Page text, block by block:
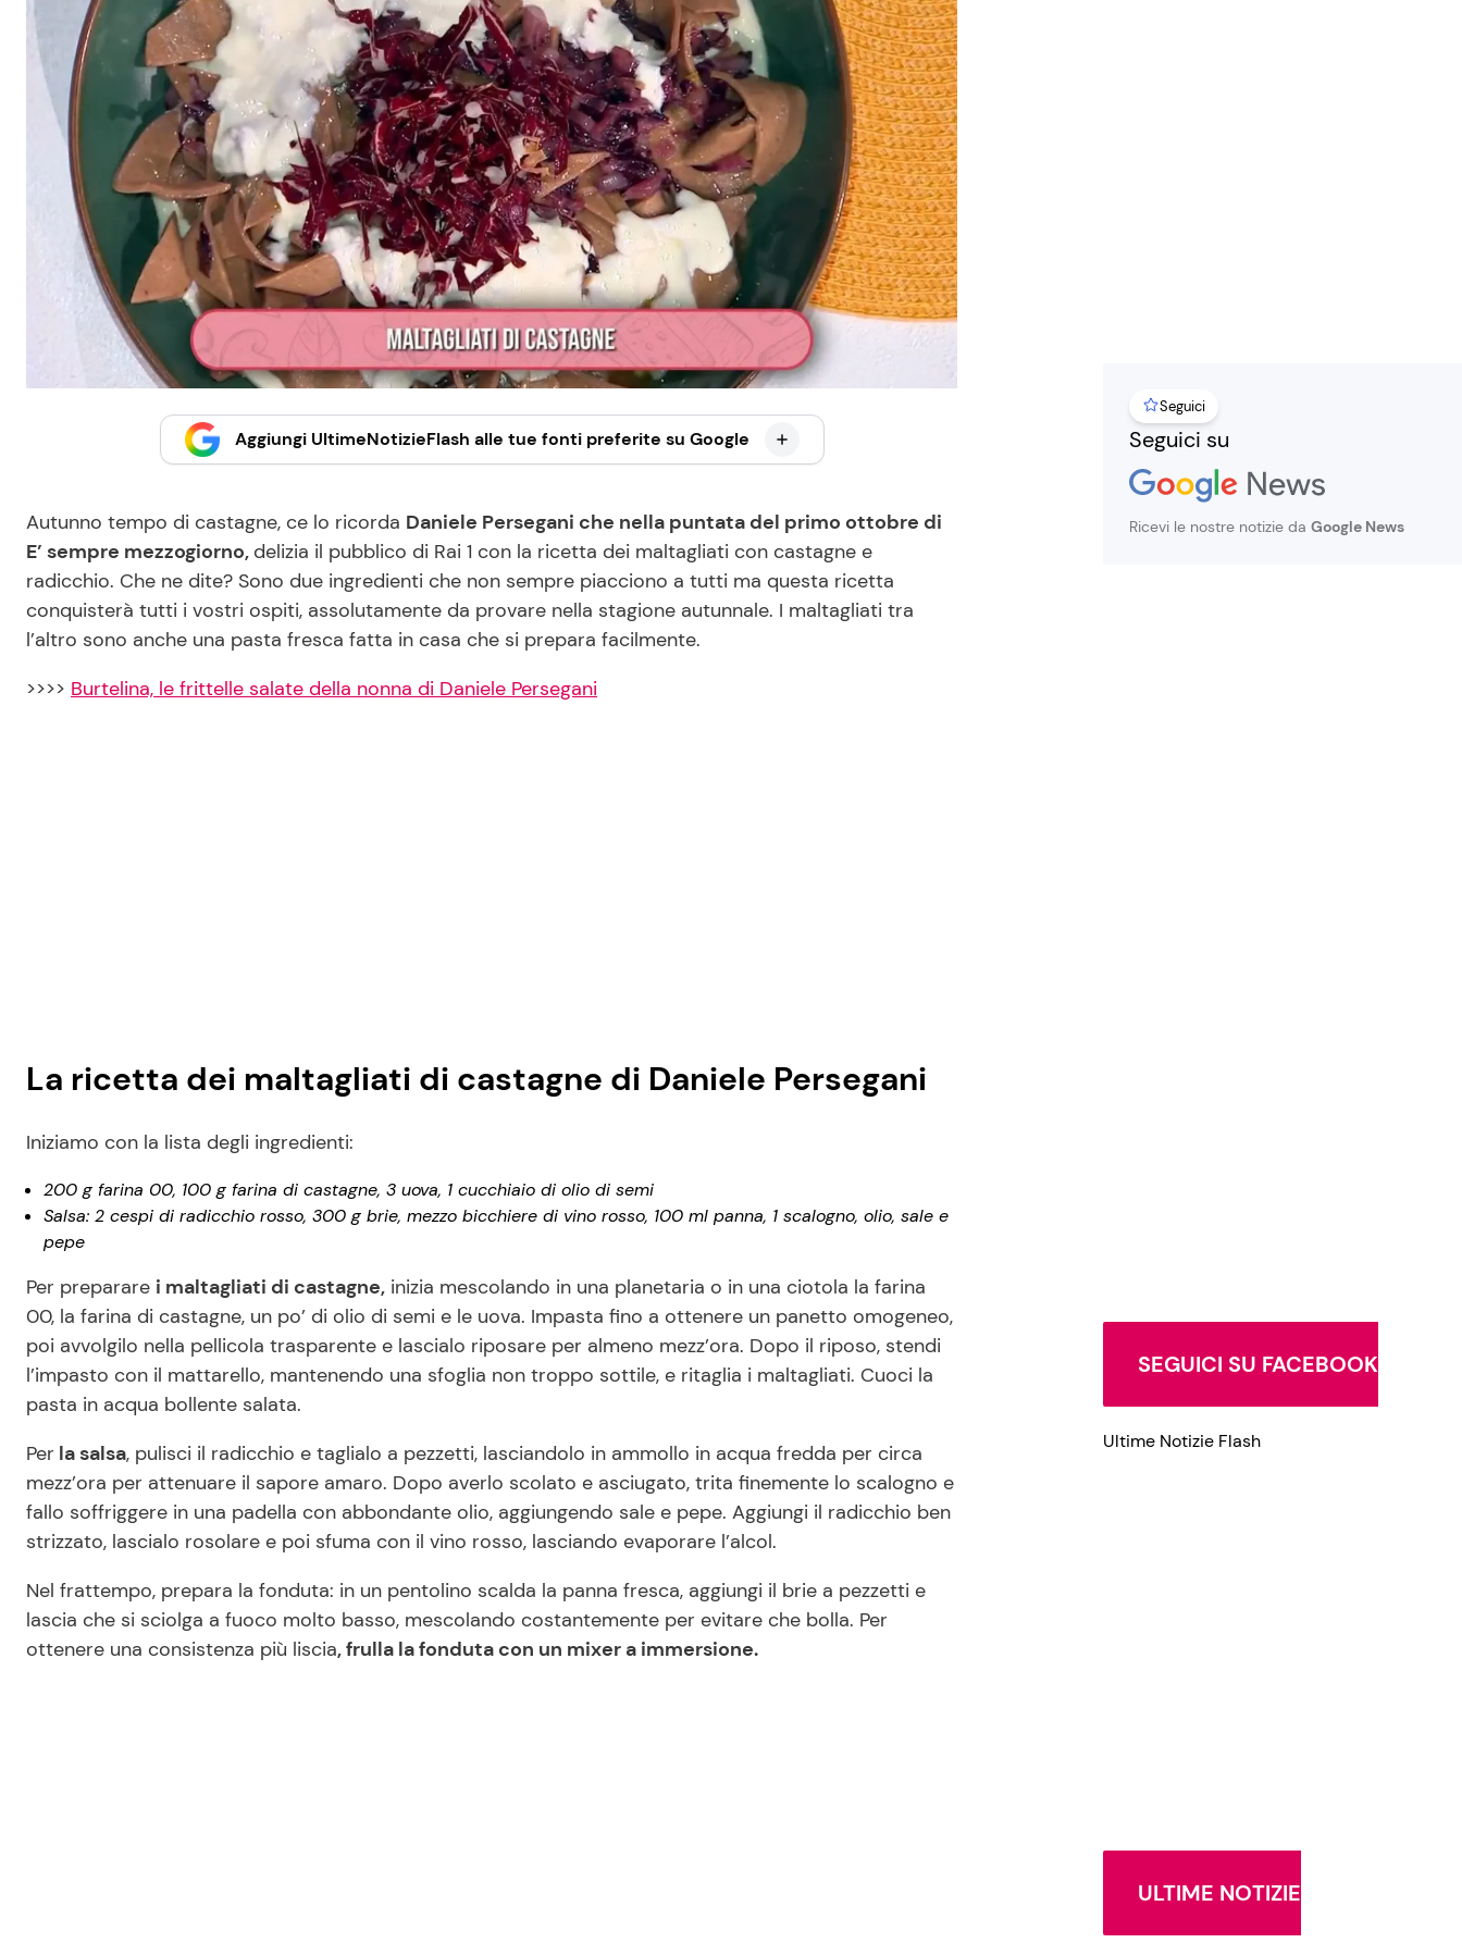
Aggiungi UltimeNotizieFlash alle tue fonti preferite su Google
Autunno tempo di castagne, ce lo ricorda Daniele Persegani che nella puntata del primo ottobre di
E’ sempre mezzogiorno, delizia il pubblico di Rai 1 con la ricetta dei maltagliati con castagne e
radicchio. Che ne dite? Sono due ingredienti che non sempre piacciono a tutti ma questa ricetta
conquisterà tutti i vostri ospiti, assolutamente da provare nella stagione autunnale. I maltagliati tra
l’altro sono anche una pasta fresca fatta in casa che si prepara facilmente.
>>>> Burtelina, le frittelle salate della nonna di Daniele Persegani
La ricetta dei maltagliati di castagne di Daniele Persegani
Iniziamo con la lista degli ingredienti:
200 g farina 00, 100 g farina di castagne, 3 uova, 1 cucchiaio di olio di semi
Salsa: 2 cespi di radicchio rosso, 300 g brie, mezzo bicchiere di vino rosso, 100 ml panna, 1 scalogno, olio, sale e
pepe
Per preparare i maltagliati di castagne, inizia mescolando in una planetaria o in una ciotola la farina
00, la farina di castagne, un po’ di olio di semi e le uova. Impasta fino a ottenere un panetto omogeneo,
poi avvolgilo nella pellicola trasparente e lascialo riposare per almeno mezz’ora. Dopo il riposo, stendi
l’impasto con il mattarello, mantenendo una sfoglia non troppo sottile, e ritaglia i maltagliati. Cuoci la
pasta in acqua bollente salata.
Per la salsa, pulisci il radicchio e taglialo a pezzetti, lasciandolo in ammollo in acqua fredda per circa
mezz’ora per attenuare il sapore amaro. Dopo averlo scolato e asciugato, trita finemente lo scalogno e
fallo soffriggere in una padella con abbondante olio, aggiungendo sale e pepe. Aggiungi il radicchio ben
strizzato, lascialo rosolare e poi sfuma con il vino rosso, lasciando evaporare l’alcol.
Nel frattempo, prepara la fonduta: in un pentolino scalda la panna fresca, aggiungi il brie a pezzetti e
lascia che si sciolga a fuoco molto basso, mescolando costantemente per evitare che bolla. Per
ottenere una consistenza più liscia, frulla la fonduta con un mixer a immersione.
Seguici
Seguici su
Ricevi le nostre notizie da Google News
SEGUICI SU FACEBOOK
Ultime Notizie Flash
ULTIME NOTIZIE